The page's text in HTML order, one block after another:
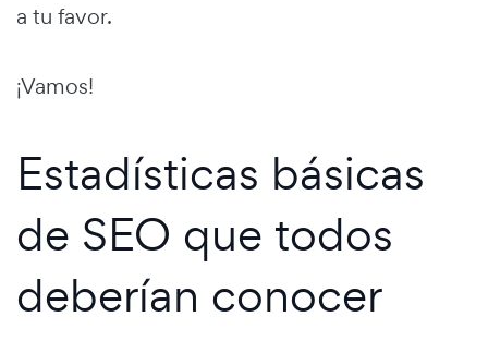
a tu favor.
¡Vamos!
Estadísticas básicas
de SEO que todos
deberían conocer